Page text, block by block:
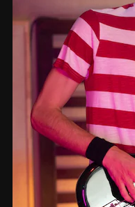
La
migliori lavori.
creativi,
Italiano